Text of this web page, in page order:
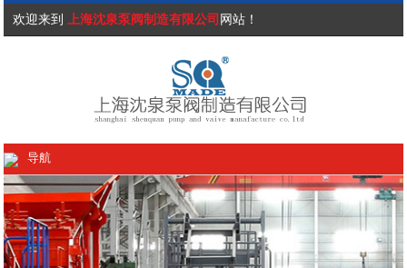
欢迎来到 上海沈泉泵阀制造有限公司 网站！
导航